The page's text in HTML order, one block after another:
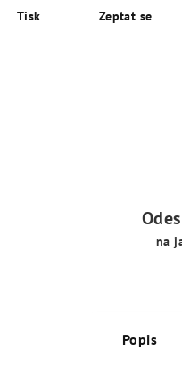
Tisk Zeptat se
na
Popis